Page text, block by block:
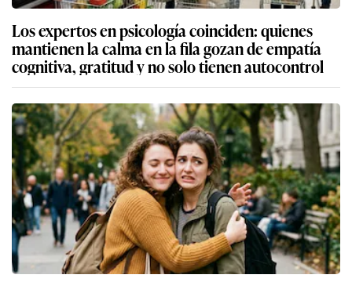
Los expertos en psicología coinciden: quienes
mantienen la calma en la fila gozan de empatía
cognitiva, gratitud y no solo tienen autocontrol